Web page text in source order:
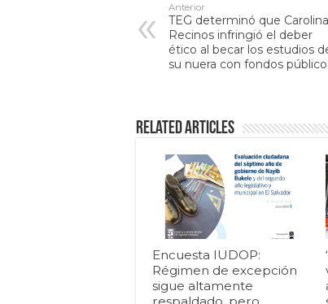
Anterior
TEG determinó que Carolina
Recinos infringió el deber
ético al becar los estudios
su nuera con fondos
Related Articles
Encuesta IUDOP:
Régimen de excepción
sigue altamente
respaldado, pero